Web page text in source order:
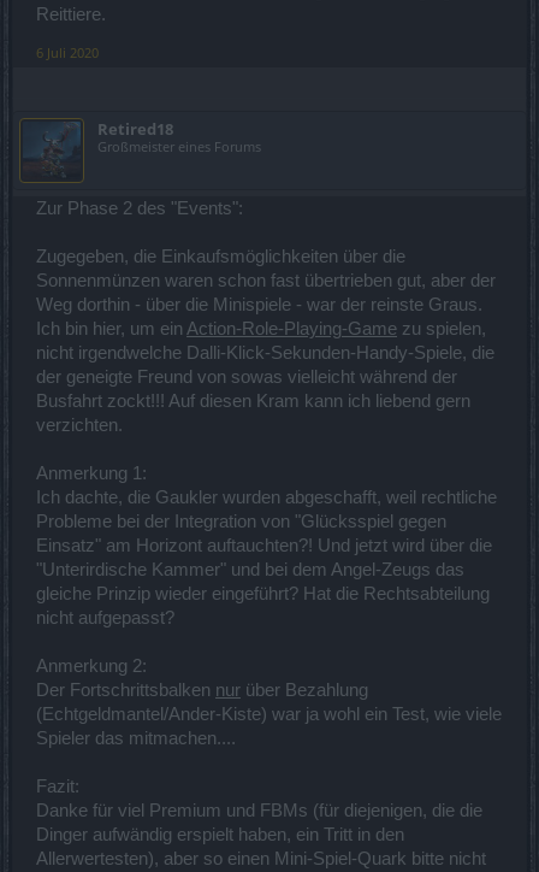
Reittiere.
6 Juli 2020
Retired18
Großmeister eines Forums
Zur Phase 2 des "Events":
Zugegeben, die Einkaufsmöglichkeiten über die
Sonnenmünzen waren schon fast übertrieben gut, aber der
Weg dorthin - über die Minispiele - war der reinste Graus.
Ich bin hier, um ein Action-Role-Playing-Game zu spielen,
nicht irgendwelche Dalli-Klick-Sekunden-Handy-Spiele, die
der geneigte Freund von sowas vielleicht während der
Busfahrt zockt!!! Auf diesen Kram kann ich liebend gern
verzichten.
Anmerkung 1:
Ich dachte, die Gaukler wurden abgeschafft, weil rechtliche
Probleme bei der Integration von "Glücksspiel gegen
Einsatz" am Horizont auftauchten?! Und jetzt wird über die
"Unterirdische Kammer" und bei dem Angel-Zeugs das
gleiche Prinzip wieder eingeführt? Hat die Rechtsabteilung
nicht aufgepasst?
Anmerkung 2:
Der Fortschrittsbalken nur über Bezahlung
(Echtgeldmantel/Ander-Kiste) war ja wohl ein Test, wie viele
Spieler das mitmachen....
Fazit:
Danke für viel Premium und FBMs (für diejenigen, die die
Dinger aufwändig erspielt haben, ein Tritt in den
Allerwertesten), aber so einen Mini-Spiel-Quark bitte nicht